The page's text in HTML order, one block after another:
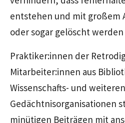
entstehen und mit großem
oder sogar gelöscht werden
Praktiker:innen der
Mitarbeiter:innen aus
Wissenschafts- und weiteren
Gedächtnisorganisationen
minütigen Beiträgen mit